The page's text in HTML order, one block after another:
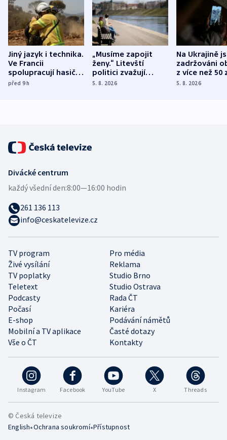
Jiný jazyk i technika.
Ve Francii
spolupracují hasiči z
různých zemí
před 9h
„Musíme zapojit
ženy.“ Litevští
politici zvažují
dohodu o
5. 8. 2026
Na Ukrajině
zadržováni
z více než 50
Bojovali na
5. 8. 2026
Instagram Facebook YouTube X Threads
TV program
Pro média
Živé vysílání
Reklama
TV poplatky
Studio Brno
Teletext
Studio Ostrava
Podcasty
Rada ČT
Počasí
Kariéra
E-shop
Podávání námětů
Mobilní a TV aplikace
Časté dotazy
Vše o ČT
Kontakty
Divácké centrum
každý všední den:8:00—16:00 hodin
261 136 113
info@ceskatelevize.cz
© Česká televize
English•Ochrana soukromí•Přístupnost